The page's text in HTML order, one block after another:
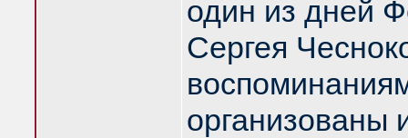
один из дней
Сергея
организованы